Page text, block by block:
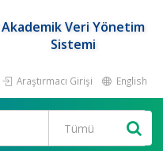
Akademik Veri Yönetim
Sistemi
Araştırmacı Girişi English